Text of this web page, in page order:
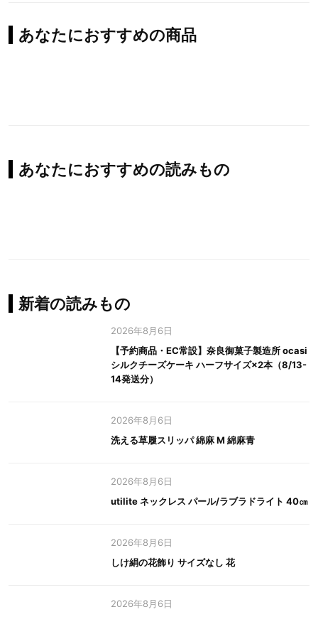
あなたにおすすめの商品
あなたにおすすめの読みもの
新着の読みもの
2026年8月6日
【予約商品・EC常設】奈良御菓子製造所 ocasi
シルクチーズケーキ ハーフサイズ×2本（8/13-
14発送分）
2026年8月6日
洗える草履スリッパ 綿麻 M 綿麻青
2026年8月6日
utilite ネックレス パール/ラブラドライト 40㎝
2026年8月6日
しけ絹の花飾り サイズなし 花
2026年8月6日